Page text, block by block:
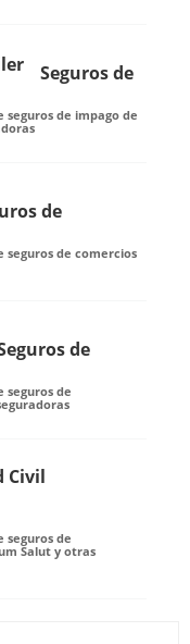
Seguros de
de impago de
de
de comercios
de
seguros de
seguros de
Salut y otras